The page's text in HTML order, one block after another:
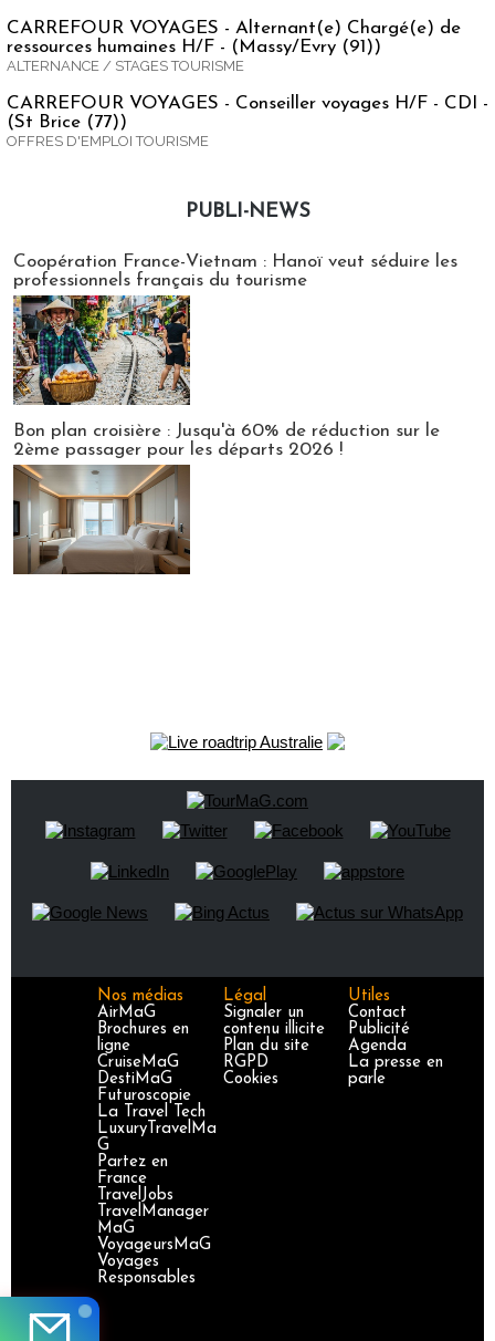
CARREFOUR VOYAGES - Alternant(e) Chargé(e) de
ressources humaines H/F - (Massy/Evry (91))
ALTERNANCE / STAGES TOURISME
CARREFOUR VOYAGES - Conseiller voyages H/F - CDI -
(St Brice (77))
OFFRES D'EMPLOI TOURISME
PUBLI-NEWS
Coopération France-Vietnam : Hanoï veut séduire les
professionnels français du tourisme
Bon plan croisière : Jusqu'à 60% de réduction sur le
2ème passager pour les départs 2026 !
Nos médias
AirMaG
Brochures en
ligne
CruiseMaG
DestiMaG
Futuroscopie
La Travel Tech
LuxuryTravelMa
G
Partez en
France
TravelJobs
TravelManager
MaG
VoyageursMaG
Voyages
Responsables
Légal
Signaler un
contenu illicite
Plan du site
RGPD
Cookies
Utiles
Contact
Publicité
Agenda
La presse en
parle